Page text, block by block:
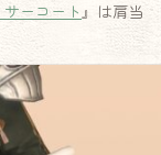
ーコート』は肩当